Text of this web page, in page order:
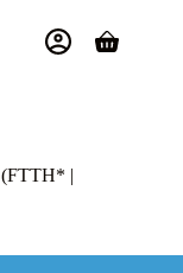
Carrello
(FTTH* |